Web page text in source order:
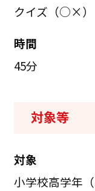
クイズ（○×
時間
45分
対象等
対象
小学校高学年（